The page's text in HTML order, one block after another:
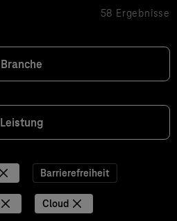
58 Ergebnisse
Branche
Leistung
Barrierefreiheit
Cloud